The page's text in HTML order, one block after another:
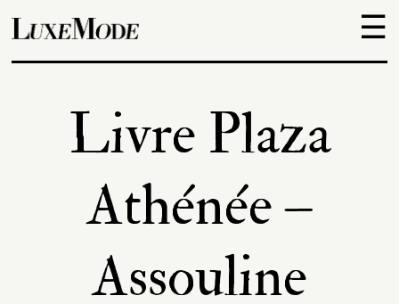
☰
Objets
Escapades
Découvertes
Adresses
Livre Plaza
Athénée –
Assouline